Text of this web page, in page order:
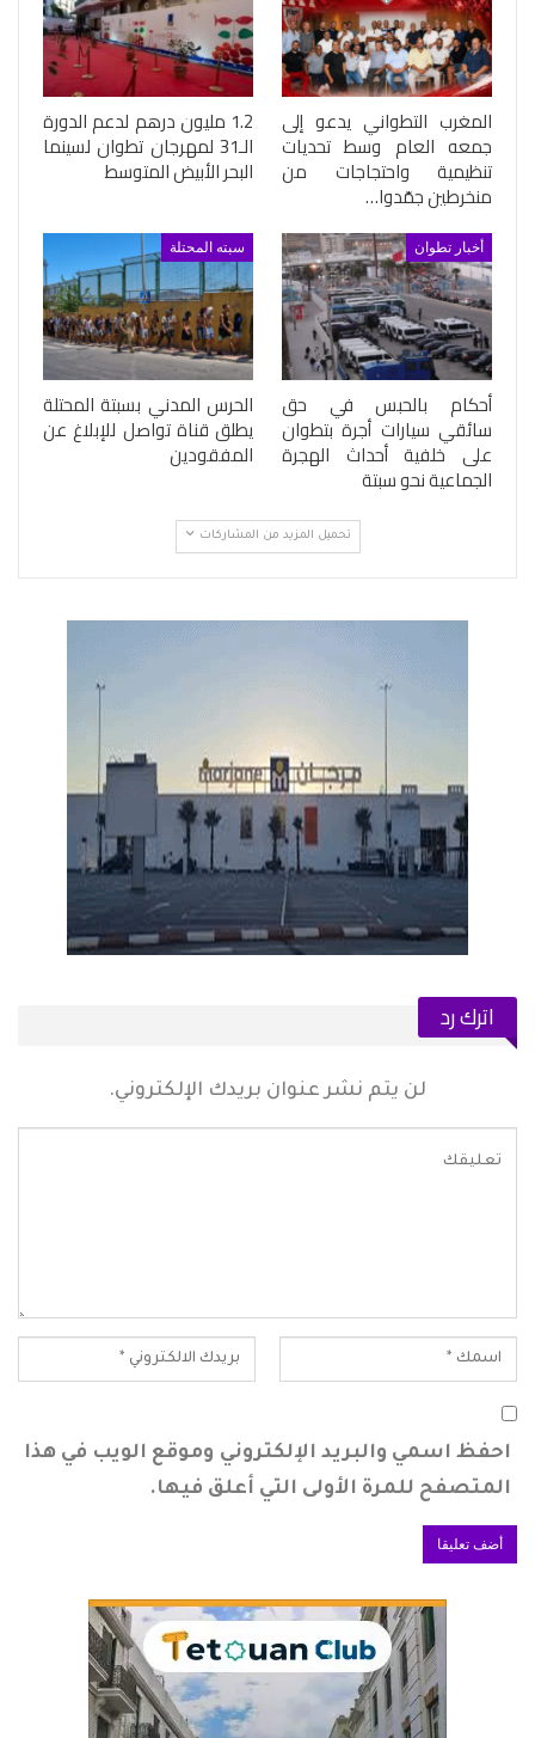
المغرب التطواني يدعو إلى
جمعه العام وسط تحديات
تنظيمية واحتجاجات من
منخرطين جمّدوا…
1.2 مليون درهم لدعم الدورة
الـ31 لمهرجان تطوان لسينما
البحر الأبيض المتوسط
أخبار تطوان
أحكام بالحبس في حق
سائقي سيارات أجرة بتطوان
على خلفية أحداث الهجرة
الجماعية نحو سبتة
سبته المحتلة
الحرس المدني بسبتة المحتلة
يطلق قناة تواصل للإبلاغ عن
المفقودين
تحميل المزيد من المشاركات
اترك رد
لن يتم نشر عنوان بريدك الإلكتروني.
احفظ اسمي والبريد الإلكتروني وموقع الويب في هذا
المتصفح للمرة الأولى التي أعلق فيها.